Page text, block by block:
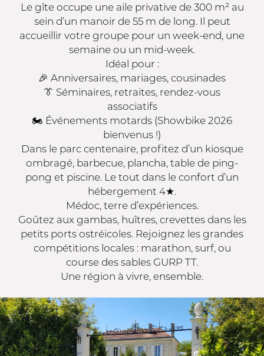
Le gîte occupe une aile privative de 300 m² au
sein d’un manoir de 55 m de long. Il peut
accueillir votre groupe pour un week-end, une
semaine ou un mid-week.
Idéal pour :
🎉 Anniversaires, mariages, cousinades
👔 Séminaires, retraites, rendez-vous
associatifs
🏍️ Événements motards (Showbike 2026
bienvenus !)
Dans le parc centenaire, profitez d’un kiosque
ombragé, barbecue, plancha, table de ping-
pong et piscine. Le tout dans le confort d’un
hébergement 4★.
Médoc, terre d’expériences.
Goûtez aux gambas, huîtres, crevettes dans les
petits ports ostréicoles. Rejoignez les grandes
compétitions locales : marathon, surf, ou
course des sables GURP TT.
Une région à vivre, ensemble.